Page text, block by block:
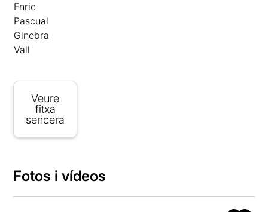
Enric
Pascual
Ginebra
Vall
Veure
fitxa
sencera
Fotos i vídeos